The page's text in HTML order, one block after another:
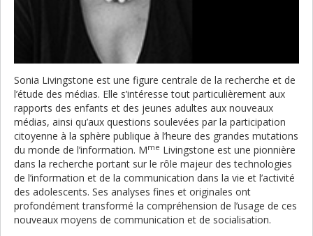
Sonia Livingstone est une figure centrale de la recherche et de
l’étude des médias. Elle s’intéresse tout particulièrement aux
rapports des enfants et des jeunes adultes aux nouveaux
médias, ainsi qu’aux questions soulevées par la participation
citoyenne à la sphère publique à l’heure des grandes mutations
du monde de l’information. Mme Livingstone est une pionnière
dans la recherche portant sur le rôle majeur des technologies
de l’information et de la communication dans la vie et l’activité
des adolescents. Ses analyses fines et originales ont
profondément transformé la compréhension de l’usage de ces
nouveaux moyens de communication et de socialisation.